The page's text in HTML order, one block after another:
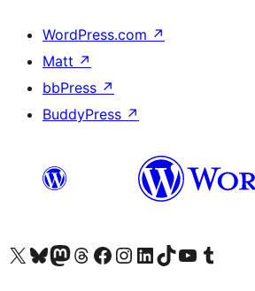
WordPress.com ↗
Matt ↗
bbPress ↗
BuddyPress ↗
Visita nuestra cuenta de X (anteriormente Twitter)
Visita nuestra cuenta de Bluesky
Visita nuestra cuenta de Mastodon
Visita nuestra cuenta de Threads
Visita nuestra página de Facebook
Visita nuestra cuenta de Instagram
Visita nuestra cuenta de LinkedIn
Visita nuestra cuenta de TikTok
Visita nuestro canal de YouTube
Visita nuestra cuenta de Tumblr